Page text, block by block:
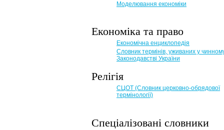
Моделювання економіки
Економіка та право
Eкономічна енциклопедія
Словник термінів, уживаних у
Законодавстві України
Релігія
СЦОТ (Словник церковно-обрядової
термінології)
Спеціалізовані словники